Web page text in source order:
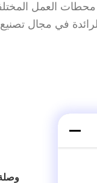
العمل
في مجال